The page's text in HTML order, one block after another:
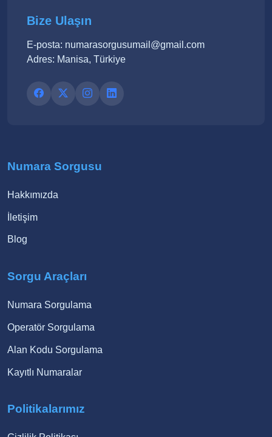
Bize Ulaşın
E-posta: numarasorgusumail@gmail.com
Adres: Manisa, Türkiye
Numara Sorgusu
Hakkımızda
İletişim
Blog
Sorgu Araçları
Numara Sorgulama
Operatör Sorgulama
Alan Kodu Sorgulama
Kayıtlı Numaralar
Politikalarımız